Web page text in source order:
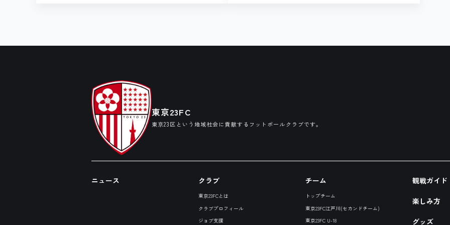
東京23FC
東京23区という地域社会に貢献するフットボールクラブです。
ニュース クラブ
東京23FCとは
クラブプロフィール
ジョブ支援
チーム
トップチーム
東京23FC江戸川(セカンドチーム)
東京23FC U-18
観戦ガイド
楽しみ方
グッズ